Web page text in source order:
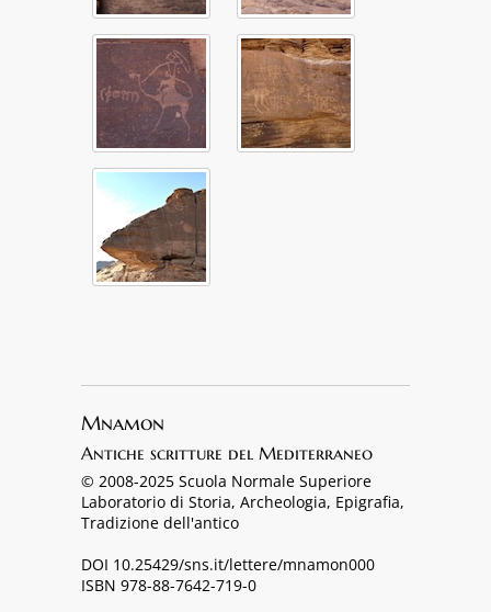
Mnamon
Antiche scritture del Mediterraneo
© 2008-2025 Scuola Normale Superiore
Laboratorio di Storia, Archeologia, Epigrafia,
Tradizione dell'antico
DOI 10.25429/sns.it/lettere/mnamon000
ISBN 978-88-7642-719-0